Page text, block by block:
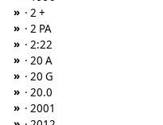
» · 2 +
» · 2 PA
» · 2:22
» · 20 A
» · 20 G
» · 20.0
» · 2001